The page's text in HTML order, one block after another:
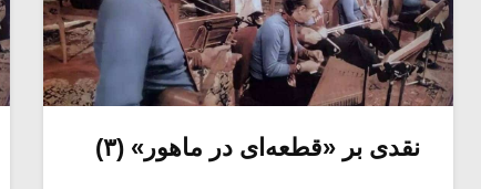
نقدی بر «قطعه‌ای در ماهور» (۳)